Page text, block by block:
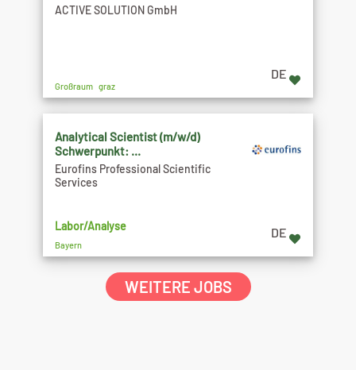
ACTIVE SOLUTION GmbH
Großraum graz
DE
Analytical Scientist (m/w/d)
Schwerpunkt: ...
Eurofins Professional Scientific
Services
Labor/Analyse
Bayern
DE
WEITERE JOBS